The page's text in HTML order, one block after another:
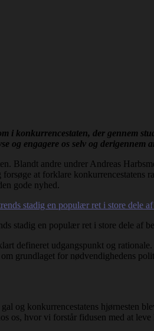
i konkurrencestaten, der gennem
og engagere os selv og
Blandt andre undrer Andreas
at forklare
gode nyhed.
stadig en populær ret i store dele af
defineret udgangspunkt og
grundlaget for nødvendighedens
og konkurrencestatens hjørnesten
os, hvor vi forstår fidusen med at